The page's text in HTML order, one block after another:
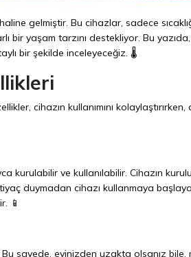
gelmiştir. Bu cihazlar, sadece
yaşam tarzını destekliyor. Bu yazıda,
bir şekilde inceleyeceğiz. 🌡️
cihazın kullanımını
kurulabilir ve kullanılabilir. Cihazın
duymadan cihazı kullanmaya
📱
sayede, evinizden uzakta olsanız bile,